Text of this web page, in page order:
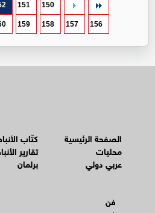
150
151
156
157
158
159
الصفحة الرئيسية
محليات
عربي دولي
كتّاب
تقارير
برلمان
فن